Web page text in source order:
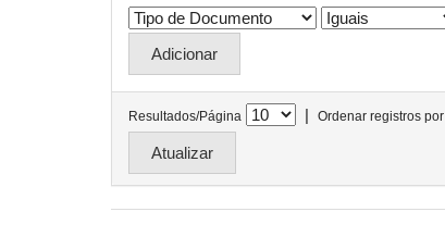
Resultados/Página | Ordenar registros por